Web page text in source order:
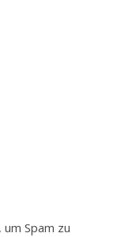
Spam zu